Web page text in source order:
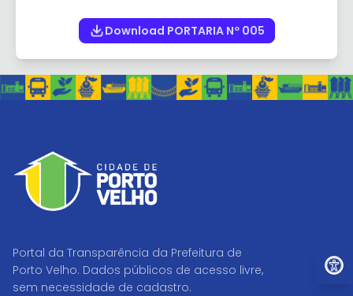
Download PORTARIA Nº 005
Portal da Transparência da Prefeitura de
Porto Velho. Dados públicos de acesso livre,
sem necessidade de cadastro.
Ir